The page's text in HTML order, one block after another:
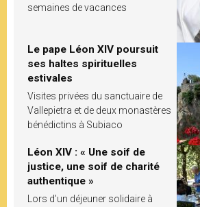
semaines de vacances
Le pape Léon XIV poursuit
ses haltes spirituelles
estivales
Visites privées du sanctuaire de
Vallepietra et de deux monastères
bénédictins à Subiaco
Léon XIV : « Une soif de
justice, une soif de charité
authentique »
Lors d’un déjeuner solidaire à